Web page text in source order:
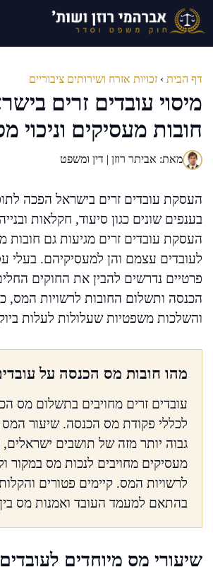
לדלג
לתוכן
דף הבית › זכויות אזרח ושירותים ציבוריים
מיסוי עובדים זרים
חובות מעסיקים וניכוי
מאת: אביתר רוזן | דין ומשפט
העסקת עובדים זרים בישראל הפכה
בענפים שונים כגון סיעוד, חקלאות
העסקת עובדים זרים מגיעות גם חובות
לעובדים עצמם והן למעסיקיהם. בעלי
פרטיים נדרשים להבין את החוקים
הכנסה ותשלום החובות לרשויות המס,
והשלכות משפטיות שעלולות לעלות
מהו חובות מס הכנסה על
עובדים זרים מחויבים בתשלום מס
לכללי פקודת מס הכנסה. שיעור המס
גבוה יותר מזה של תושבים
מעסיקים מחויבים לנכות מס במקור
לרשויות המס. קיימים פטורים
בהתאם למעמד העובד ואמנות מס בין
שיעורי מס מיוחדים